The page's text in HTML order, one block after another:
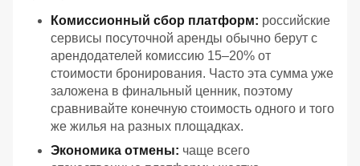
Комиссионный сбор платформ: российские
сервисы посуточной аренды обычно берут с
арендодателей комиссию 15–20% от
стоимости бронирования. Часто эта сумма уже
заложена в финальный ценник, поэтому
сравнивайте конечную стоимость одного и того
же жилья на разных площадках.
Экономика отмены: чаще всего